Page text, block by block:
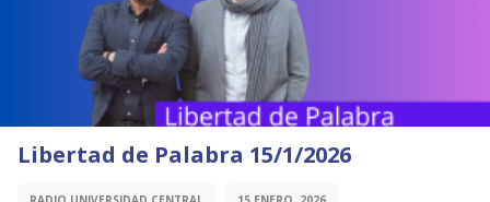
Libertad de Palabra 15/1/2026